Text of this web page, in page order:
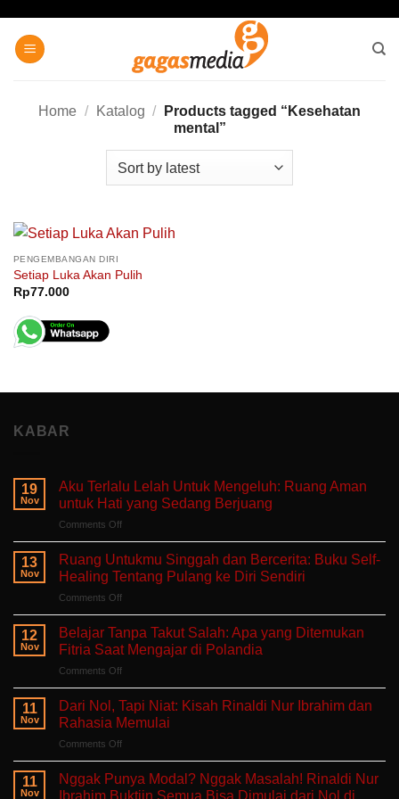
content
Home / Katalog /
Products tagged “Kesehatan
mental”
PENGEMBANGAN DIRI
Setiap Luka Akan Pulih
Rp77.000
KABAR
19
Nov
Aku Terlalu Lelah Untuk Mengeluh: Ruang Aman
untuk Hati yang Sedang Berjuang
Comments Offon
Terlalu
Untuk
Mengeluh:
Ruang
Aman
untuk
Sedang
Berjuang
13
Nov
Ruang Untukmu Singgah dan Bercerita: Buku Self-
Healing Tentang Pulang ke Diri Sendiri
Comments Offon
Untukmu
Singgah
dan
Bercerita:
Buku
Self-
Healing
ke
Diri
Sendiri
12
Nov
Belajar Tanpa Takut Salah: Apa yang Ditemukan
Fitria Saat Mengajar di Polandia
Comments Offon
Tanpa
Takut
Salah:
Apa
yang
Ditemukan
Fitria
11
Nov
Dari Nol, Tapi Niat: Kisah Rinaldi Nur Ibrahim dan
Rahasia Memulai
Comments Offon
Tapi
11
Nov
Nggak Punya Modal? Nggak Masalah! Rinaldi Nur
Ibrahim Buktiin Semua Bisa Dimulai dari Nol di